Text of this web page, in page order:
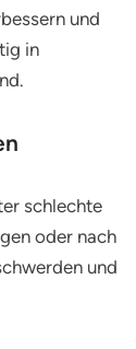
und
in
schlechte
oder nach
und